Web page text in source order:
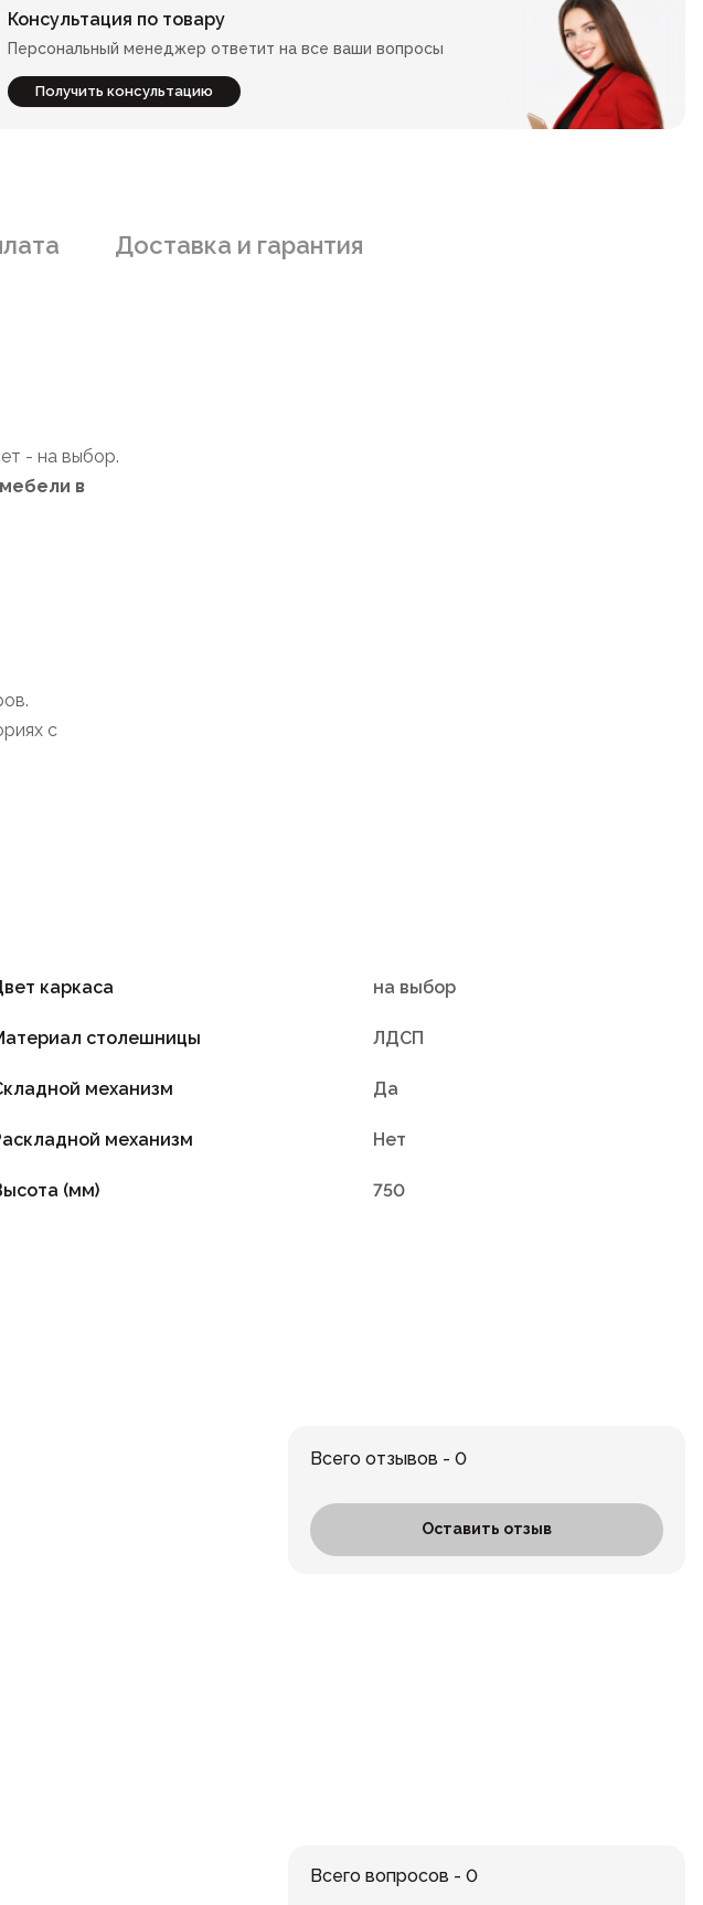
Консультация по товару
Персональный менеджер ответит на все ваши вопросы
Получить консультацию
Доставка и гарантия
- на выбор.
в
с
каркаса на выбор
столешницы ЛДСП
механизм Да
механизм Нет
(мм) 750
Всего отзывов - 0
Оставить отзыв
Всего вопросов - 0